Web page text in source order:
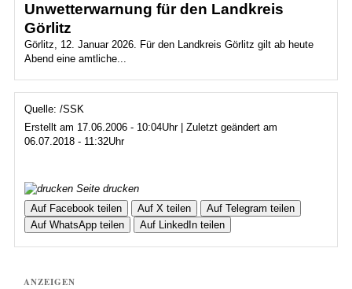
Unwetterwarnung für den Landkreis
Görlitz
Görlitz, 12. Januar 2026. Für den Landkreis Görlitz gilt ab heute
Abend eine amtliche...
Quelle: /SSK
Erstellt am 17.06.2006 - 10:04Uhr | Zuletzt geändert am
06.07.2018 - 11:32Uhr
Seite drucken
Auf Facebook teilen
Auf X teilen
Auf Telegram teilen
Auf WhatsApp teilen
Auf LinkedIn teilen
ANZEIGEN